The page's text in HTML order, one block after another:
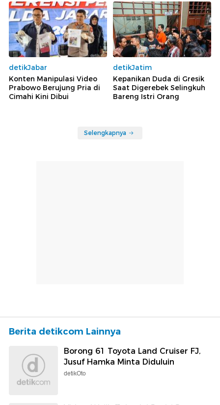
detikJabar
Konten Manipulasi Video
Prabowo Berujung Pria di
Cimahi Kini Dibui
detikJatim
Kepanikan Duda di Gresik
Saat Digerebek Selingkuh
Bareng Istri Orang
Selengkapnya
Berita detikcom Lainnya
Borong 61 Toyota Land Cruiser FJ,
Jusuf Hamka Minta Diduluin
detikOto